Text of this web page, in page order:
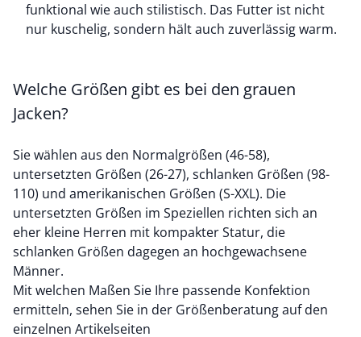
funktional wie auch stilistisch. Das Futter ist nicht
nur kuschelig, sondern hält auch zuverlässig warm.
Welche Größen gibt es bei den grauen
Jacken?
Sie wählen aus den Normalgrößen (46-58),
untersetzten Größen (26-27), schlanken Größen (98-
110) und amerikanischen Größen (S-XXL). Die
untersetzten Größen im Speziellen richten sich an
eher kleine Herren mit kompakter Statur, die
schlanken Größen dagegen an hochgewachsene
Männer.
Mit welchen Maßen Sie Ihre passende Konfektion
ermitteln, sehen Sie in der Größenberatung auf den
einzelnen Artikelseiten